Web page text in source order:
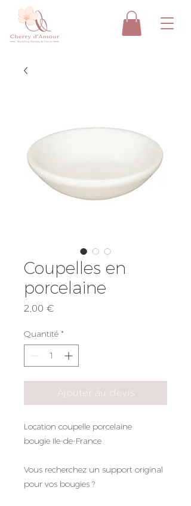
Coupelles en
porcelaine
2,00 €
Quantité *
Ajouter au devis
Location coupelle porcelaine
bougie Ile-de-France
Vous recherchez un support original
pour vos bougies ?